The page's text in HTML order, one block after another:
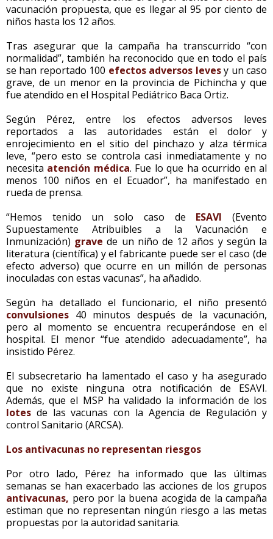
vacunación propuesta, que es llegar al 95 por ciento de
niños hasta los 12 años.
Tras asegurar que la campaña ha transcurrido “con
normalidad”, también ha reconocido que en todo el país
se han reportado 100 efectos adversos levesy un caso
grave, de un menor en la provincia de Pichincha y que
fue atendido en el Hospital Pediátrico Baca Ortiz.
Según Pérez, entre los efectos adversos leves
reportados a las autoridades están el dolor y
enrojecimiento en el sitio del pinchazo y alza térmica
leve, “pero esto se controla casi inmediatamente y no
necesita atención médica. Fue lo que ha ocurrido en al
menos 100 niños en el Ecuador”, ha manifestado en
rueda de prensa.
“Hemos tenido un solo caso de ESAVI (Evento
Supuestamente Atribuibles a la Vacunación e
Inmunización) gravede un niño de 12 años y según la
literatura (científica) y el fabricante puede ser el caso (de
efecto adverso) que ocurre en un millón de personas
inoculadas con estas vacunas”, ha añadido.
Según ha detallado el funcionario, el niño presentó
convulsiones 40 minutos después de la vacunación,
pero al momento se encuentra recuperándose en el
hospital. El menor “fue atendido adecuadamente”, ha
insistido Pérez.
El subsecretario ha lamentado el caso y ha asegurado
que no existe ninguna otra notificación de ESAVI.
Además, que el MSP ha validado la información de los
lotes de las vacunas con la Agencia de Regulación y
control Sanitario (ARCSA).
Los antivacunas no representan riesgos
Por otro lado, Pérez ha informado que las últimas
semanas se han exacerbado las acciones de los grupos
antivacunas, pero por la buena acogida de la campaña
estiman que no representan ningún riesgo a las metas
propuestas por la autoridad sanitaria.